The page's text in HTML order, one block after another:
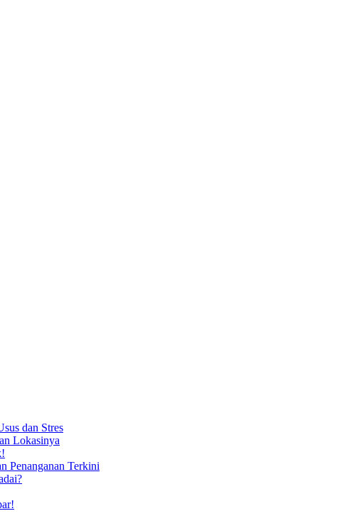
dan Stres
Lokasinya
Penanganan Terkini